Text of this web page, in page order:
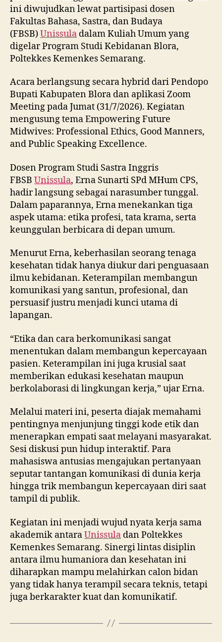
ini diwujudkan lewat partisipasi dosen
Fakultas Bahasa, Sastra, dan Budaya
(FBSB)Unissula dalam Kuliah Umum yang
digelar Program Studi Kebidanan Blora,
Poltekkes Kemenkes Semarang.
Acara berlangsung secara hybrid dari Pendopo
Bupati Kabupaten Blora dan aplikasi Zoom
Meeting pada Jumat (31/7/2026). Kegiatan
mengusung tema Empowering Future
Midwives: Professional Ethics, Good Manners,
and Public Speaking Excellence.
Dosen Program Studi Sastra Inggris
FBSB Unissula, Erna Sunarti SPd MHum CPS,
hadir langsung sebagai narasumber tunggal.
Dalam paparannya, Erna menekankan tiga
aspek utama: etika profesi, tata krama, serta
keunggulan berbicara di depan umum.
Menurut Erna, keberhasilan seorang tenaga
kesehatan tidak hanya diukur dari penguasaan
ilmu kebidanan. Keterampilan membangun
komunikasi yang santun, profesional, dan
persuasif justru menjadi kunci utama di
lapangan.
“Etika dan cara berkomunikasi sangat
menentukan dalam membangun kepercayaan
pasien. Keterampilan ini juga krusial saat
memberikan edukasi kesehatan maupun
berkolaborasi di lingkungan kerja,” ujar Erna.
Melalui materi ini, peserta diajak memahami
pentingnya menjunjung tinggi kode etik dan
menerapkan empati saat melayani masyarakat.
Sesi diskusi pun hidup interaktif. Para
mahasiswa antusias mengajukan pertanyaan
seputar tantangan komunikasi di dunia kerja
hingga trik membangun kepercayaan diri saat
tampil di publik.
Kegiatan ini menjadi wujud nyata kerja sama
akademik antaraUnissula dan Poltekkes
Kemenkes Semarang. Sinergi lintas disiplin
antara ilmu humaniora dan kesehatan ini
diharapkan mampu melahirkan calon bidan
yang tidak hanya terampil secara teknis, tetapi
juga berkarakter kuat dan komunikatif.